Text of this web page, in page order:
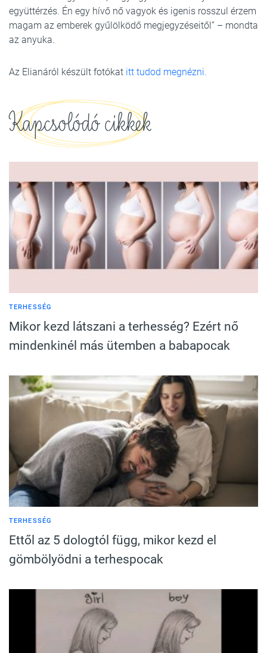
együttérzés. Én egy hívő nő vagyok és igenis rosszul érzem
magam az emberek gyűlölködő megjegyzéseitől” – mondta
az anyuka.
Az Elianáról készült fotókat itt tudod megnézni.
Kapcsolódó cikkek
TERHESSÉG
Mikor kezd látszani a terhesség? Ezért nő
mindenkinél más ütemben a babapocak
TERHESSÉG
Ettől az 5 dologtól függ, mikor kezd el
gömbölyödni a terhespocak